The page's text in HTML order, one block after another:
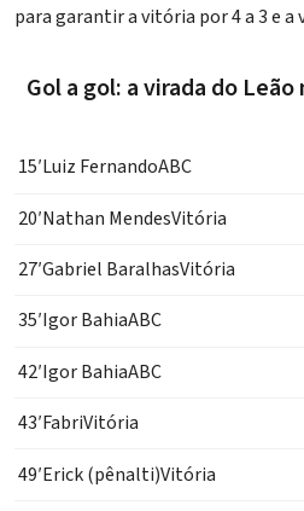
para garantir a vitória por 4 a 3 e a
Gol a gol: a virada do Leão
15′Luiz FernandoABC
20′Nathan MendesVitória
27′Gabriel BaralhasVitória
35′Igor BahiaABC
42′Igor BahiaABC
43′FabriVitória
49′Erick (pênalti)Vitória